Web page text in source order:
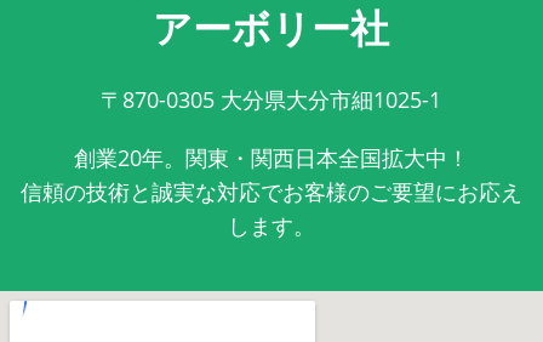
アーボリー社
〒870-0305 大分県大分市細1025-1
創業20年。関東・関西日本全国拡大中！
信頼の技術と誠実な対応でお客様のご要望にお応え
します。